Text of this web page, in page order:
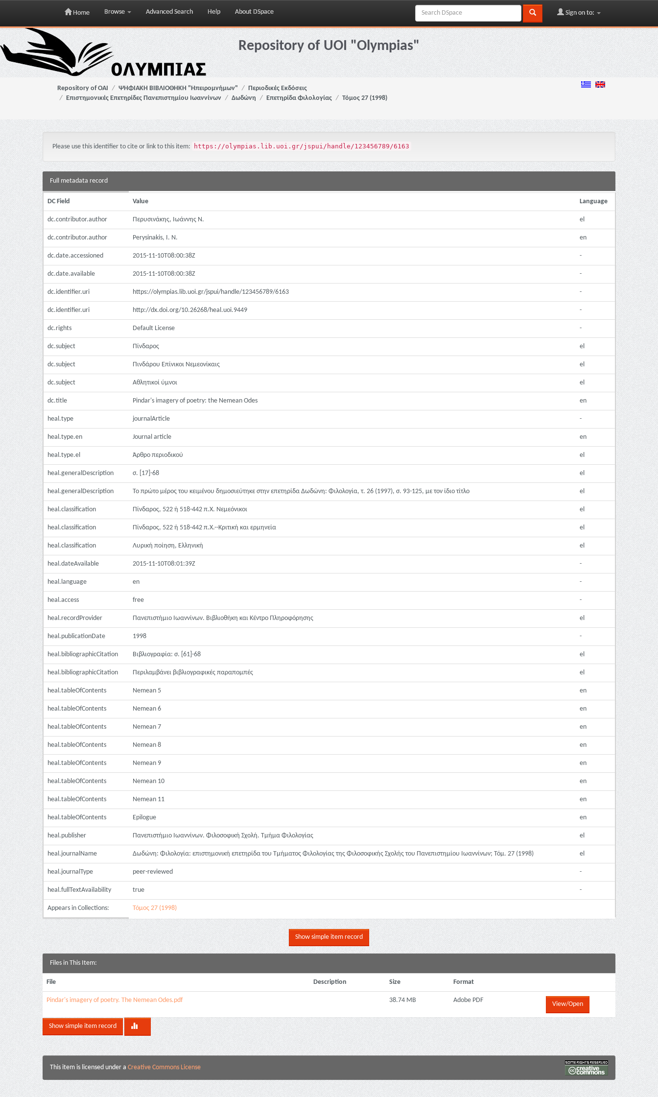
Skip
navigation
Home Browse Advanced Search Help About DSpace Sign on to:
Repository of UOI "Olympias"
Repository of OAI ΨΗΦΙΑΚΗ ΒΙΒΛΙΟΘΗΚΗ "Ηπειρομνήμων"
Περιοδικές Εκδόσεις
Επιστημονικές Επετηρίδες Πανεπιστημίου Ιωαννίνων
Δωδώνη Επετηρίδα Φιλολογίας Τόμος 27 (1998)
Please use this identifier to cite or link to this item: https://olympias.lib.uoi.gr/jspui/handle/123456789/6163
Full metadata record
DC Field Value Language
dc.contributor.author Περυσινάκης, Ιωάννης Ν. el
dc.contributor.author Perysinakis, I. N. en
dc.date.accessioned 2015-11-10T08:00:38Z -
dc.date.available 2015-11-10T08:00:38Z -
dc.identifier.uri https://olympias.lib.uoi.gr/jspui/handle/123456789/6163 -
dc.identifier.uri http://dx.doi.org/10.26268/heal.uoi.9449 -
dc.rights Default License -
dc.subject Πίνδαρος el
dc.subject Πινδάρου Επίνικοι Νεμεονίκαις el
dc.subject Αθλητικοί ύμνοι el
dc.title Pindar's imagery of poetry: the Nemean Odes en
heal.type journalArticle -
heal.type.en Journal article en
heal.type.el Άρθρο περιοδικού el
heal.generalDescription σ. [17]-68 el
heal.generalDescription Το πρώτο μέρος του κειμένου δημοσιεύτηκε στην επετηρίδα Δωδώνη: Φιλολογία, τ. 26 (1997), σ. 93-125, με τον ίδιο τίτλο el
heal.classification Πίνδαρος, 522 ή 518-442 π.Χ. Νεμεόνικοι el
heal.classification Πίνδαρος, 522 ή 518-442 π.Χ.--Κριτική και ερμηνεία el
heal.classification Λυρική ποίηση, Ελληνική el
heal.dateAvailable 2015-11-10T08:01:39Z -
heal.language en -
heal.access free -
heal.recordProvider Πανεπιστήμιο Ιωαννίνων. Βιβλιοθήκη και Κέντρο Πληροφόρησης el
heal.publicationDate 1998 -
heal.bibliographicCitation Βιβλιογραφία: σ. [61]-68 el
heal.bibliographicCitation Περιλαμβάνει βιβλιογραφικές παραπομπές el
heal.tableOfContents Nemean 5 en
heal.tableOfContents Nemean 6 en
heal.tableOfContents Nemean 7 en
heal.tableOfContents Nemean 8 en
heal.tableOfContents Nemean 9 en
heal.tableOfContents Nemean 10 en
heal.tableOfContents Nemean 11 en
heal.tableOfContents Epilogue en
heal.publisher Πανεπιστήμιο Ιωαννίνων. Φιλοσοφική Σχολή. Τμήμα Φιλολογίας el
heal.journalName Δωδώνη: Φιλολογία: επιστημονική επετηρίδα του Τμήματος Φιλολογίας της Φιλοσοφικής Σχολής του Πανεπιστημίου Ιωαννίνων; Τόμ. 27 (1998) el
heal.journalType peer-reviewed -
heal.fullTextAvailability true -
Appears in Collections: Τόμος 27 (1998)
Show simple item record
Files in This Item:
File Description Size Format
Pindar's imagery of poetry. The Nemean Odes.pdf 38.74 MB Adobe PDF
View/Open
Show simple item record
This item is licensed under a Creative Commons License